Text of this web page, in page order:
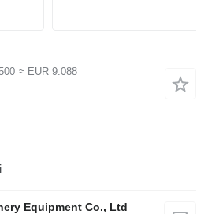
≈ EUR 9.088
Equipment Co., Ltd